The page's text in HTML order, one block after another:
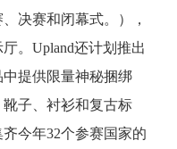
决赛和闭幕式。），
。Upland还计划推出
提供限量神秘捆绑
子、衬衫和复古标
今年32个参赛国家的